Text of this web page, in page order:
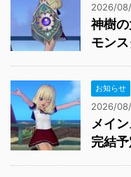
2026/
神樹
モン
お知らせ
2026/
メイ
完結